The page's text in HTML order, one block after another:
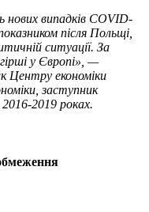
нових випадків COVID-
після Польщі,
ситуації. За
у Європі», —
Центру економіки
заступник
2016-2019 роках.